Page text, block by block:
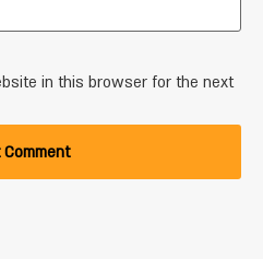
in this browser for the next